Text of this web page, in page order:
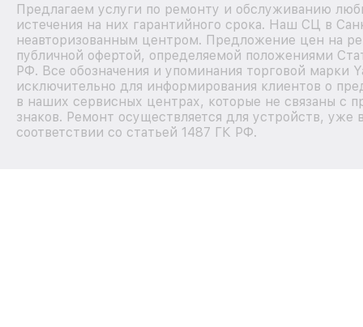
Предлагаем услуги по ремонту и обслуживанию
истечения на них гарантийного срока. Наш СЦ в
неавторизованным центром. Предложение цен на
публичной офертой, определяемой положениями
РФ. Все обозначения и упоминания торговой марки
исключительно для информирования клиентов о
в наших сервисных центрах, которые не связаны с
знаков. Ремонт осуществляется для устройств,
соответствии со статьей 1487 ГК РФ.